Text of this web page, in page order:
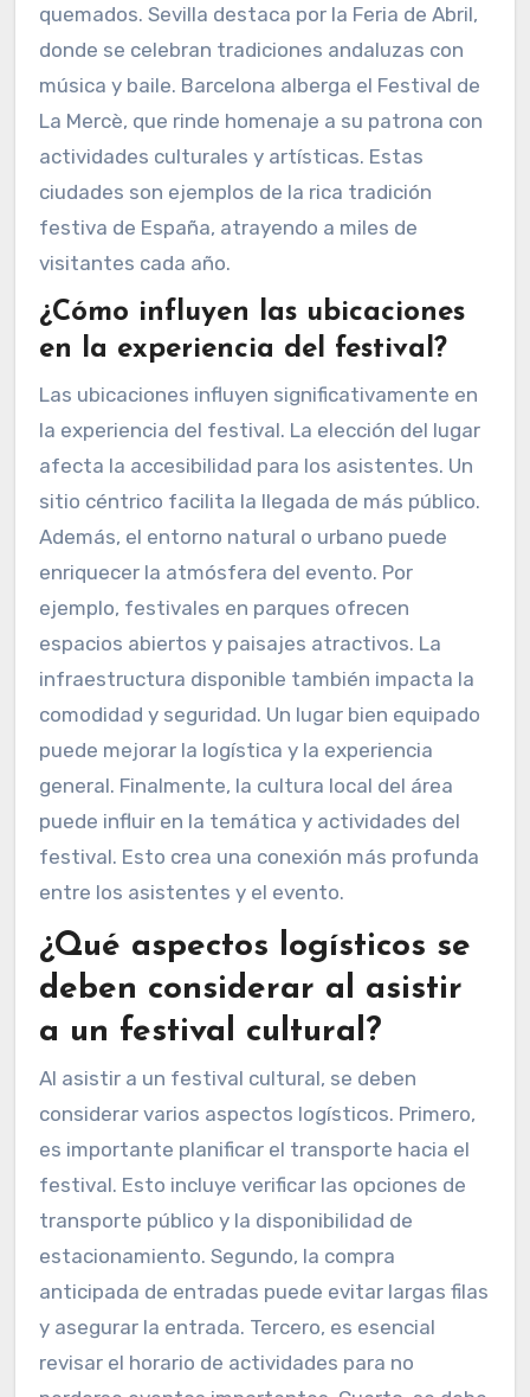
quemados. Sevilla destaca por la Feria de Abril,
donde se celebran tradiciones andaluzas con
música y baile. Barcelona alberga el Festival de
La Mercè, que rinde homenaje a su patrona con
actividades culturales y artísticas. Estas
ciudades son ejemplos de la rica tradición
festiva de España, atrayendo a miles de
visitantes cada año.
¿Cómo influyen las ubicaciones
en la experiencia del festival?
Las ubicaciones influyen significativamente en
la experiencia del festival. La elección del lugar
afecta la accesibilidad para los asistentes. Un
sitio céntrico facilita la llegada de más público.
Además, el entorno natural o urbano puede
enriquecer la atmósfera del evento. Por
ejemplo, festivales en parques ofrecen
espacios abiertos y paisajes atractivos. La
infraestructura disponible también impacta la
comodidad y seguridad. Un lugar bien equipado
puede mejorar la logística y la experiencia
general. Finalmente, la cultura local del área
puede influir en la temática y actividades del
festival. Esto crea una conexión más profunda
entre los asistentes y el evento.
¿Qué aspectos logísticos se
deben considerar al asistir
a un festival cultural?
Al asistir a un festival cultural, se deben
considerar varios aspectos logísticos. Primero,
es importante planificar el transporte hacia el
festival. Esto incluye verificar las opciones de
transporte público y la disponibilidad de
estacionamiento. Segundo, la compra
anticipada de entradas puede evitar largas filas
y asegurar la entrada. Tercero, es esencial
revisar el horario de actividades para no